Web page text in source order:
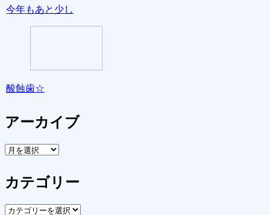
今年もあと少し
酸蝕歯☆
アーカイブ
ア
カ
イ
カテゴリー
カ